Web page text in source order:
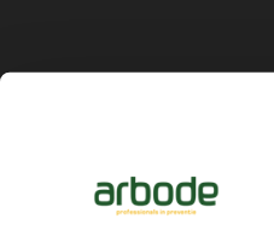
© Copyright - arbode |